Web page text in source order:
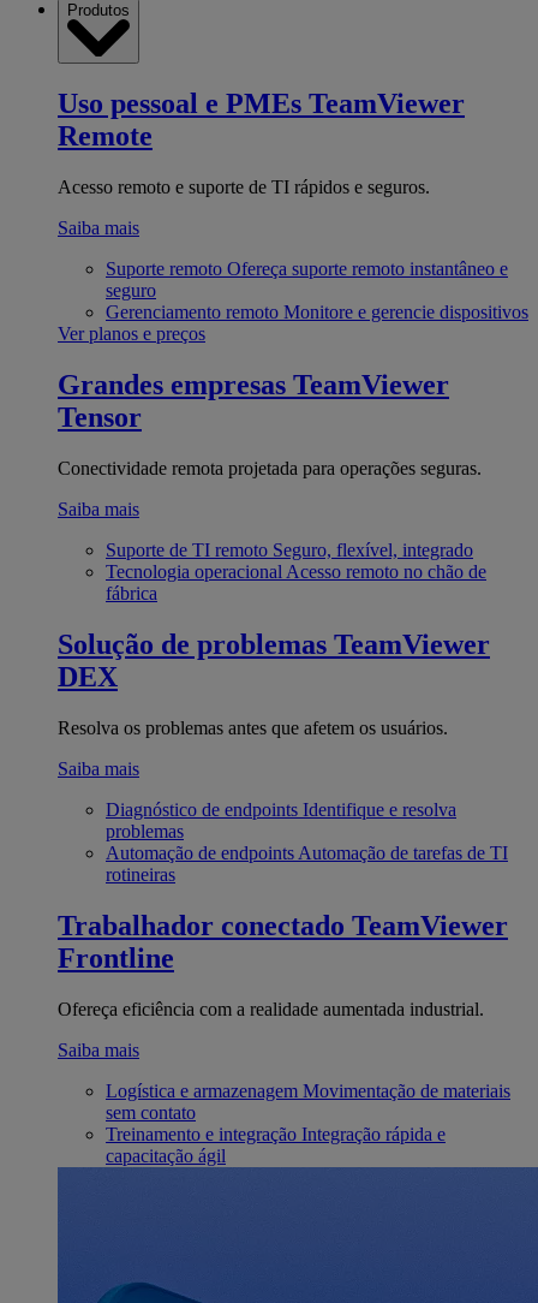
Produtos
Uso pessoal e PMEs TeamViewer
Remote
Acesso remoto e suporte de TI rápidos e seguros.
Saiba mais
Suporte remoto Ofereça suporte remoto instantâneo e
seguro
Gerenciamento remoto Monitore e gerencie dispositivos
Ver planos e preços
Grandes empresas TeamViewer
Tensor
Conectividade remota projetada para operações seguras.
Saiba mais
Suporte de TI remoto Seguro, flexível, integrado
Tecnologia operacional Acesso remoto no chão de
fábrica
Solução de problemas TeamViewer
DEX
Resolva os problemas antes que afetem os usuários.
Saiba mais
Diagnóstico de endpoints Identifique e resolva
problemas
Automação de endpoints Automação de tarefas de TI
rotineiras
Trabalhador conectado TeamViewer
Frontline
Ofereça eficiência com a realidade aumentada industrial.
Saiba mais
Logística e armazenagem Movimentação de materiais
sem contato
Treinamento e integração Integração rápida e
capacitação ágil